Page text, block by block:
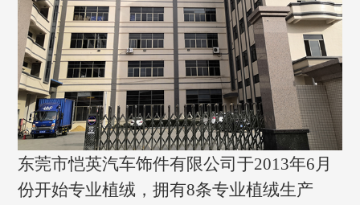
东莞市恺英汽车饰件有限公司于2013年6月
份开始专业植绒，拥有8条专业植绒生产